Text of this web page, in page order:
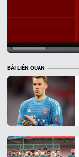
BÀI LIÊN QUAN